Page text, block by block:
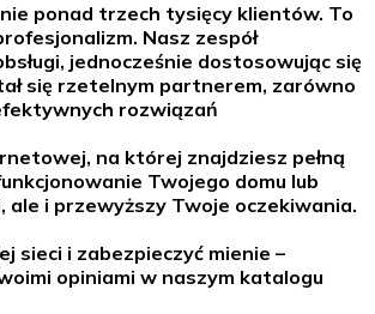
ponad trzech tysięcy klientów. To
Nasz zespół
jednocześnie dostosowując się
się rzetelnym partnerem, zarówno
rozwiązań
na której znajdziesz pełną
Twojego domu lub
ale i przewyższy Twoje oczekiwania.
sieci i zabezpieczyć mienie –
opiniami w naszym katalogu